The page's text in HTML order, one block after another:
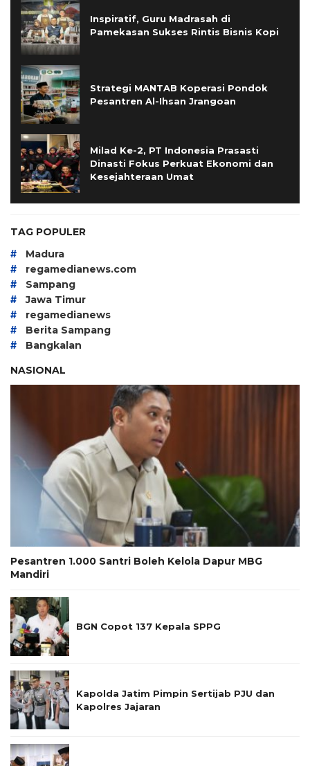
Inspiratif, Guru Madrasah di
Pamekasan Sukses Rintis Bisnis Kopi
Strategi MANTAB Koperasi Pondok
Pesantren Al-Ihsan Jrangoan
Milad Ke-2, PT Indonesia Prasasti
Dinasti Fokus Perkuat Ekonomi dan
Kesejahteraan Umat
TAG POPULER
# Madura
# regamedianews.com
# Sampang
# Jawa Timur
# regamedianews
# Berita Sampang
#
Bangkalan
NASIONAL
Pesantren 1.000 Santri Boleh Kelola Dapur MBG
Mandiri
BGN Copot 137 Kepala SPPG
Kapolda Jatim Pimpin Sertijab PJU dan
Kapolres Jajaran